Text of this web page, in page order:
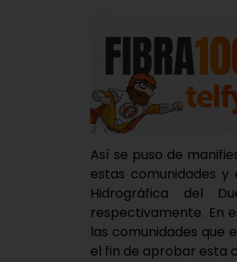
Así se puso de
estas comunidades
Hidrográfica del
respectivamente. En
las comunidades
el fin de aprobar esta